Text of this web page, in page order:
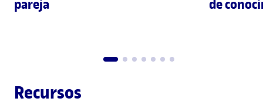
pareja de
Recursos